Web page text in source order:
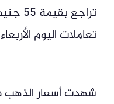
تعاملات اليوم الأربعاء 3-6-2026